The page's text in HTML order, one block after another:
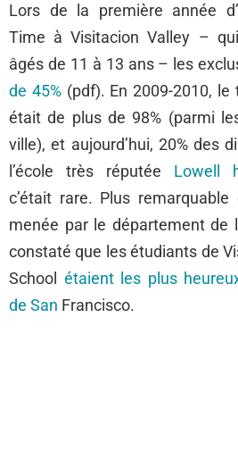
Lors de la première année
Time à Visitacion Valley –
âgés de 11 à 13 ans – les
de 45%(pdf). En 2009-2010, le
était de plus de 98% (parmi
ville), et aujourd’hui, 20% des
l’école très réputée Lowell
c’était rare. Plus
menée par le département de
constaté que les étudiants de
School étaient les plus
de San Francisco.